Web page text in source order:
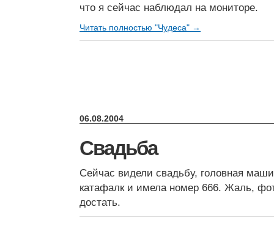
что я сейчас наблюдал на мониторе.
Читать полностью "Чудеса" →
06.08.2004
Свадьба
Сейчас видели свадьбу, головная
катафалк и имела номер 666. Жаль,
достать.